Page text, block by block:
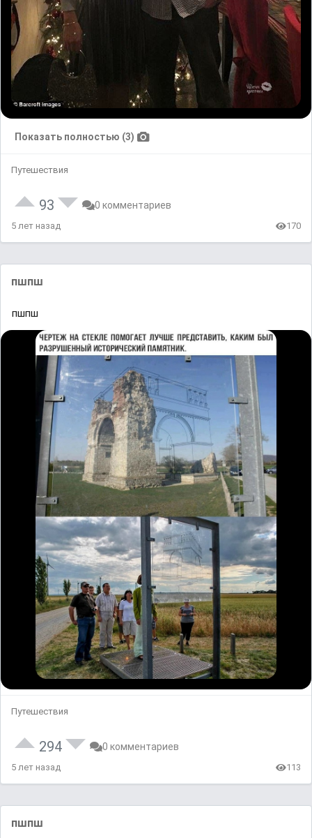
Показать полностью (3)
Путешествия
93 0 комментариев
5 лет назад 170
пшпш
пшпш
Путешествия
294 0 комментариев
5 лет назад 113
пшпш